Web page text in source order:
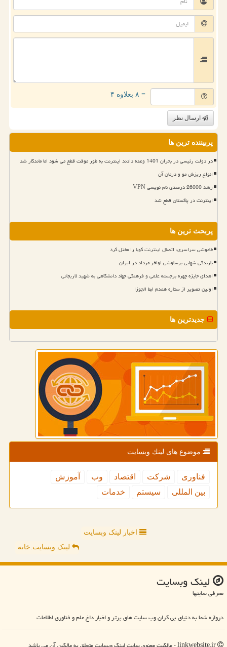
= ۸ بعلاوه ۴
ارسال نظر
پربیننده ترین ها
در دولت رئیسی در بحران 1401 وعده دادند اینترنت به طور موقت قطع می شود اما ماندگار شد
انواع ریزش مو و درمان آن
رشد 26000 درصدی نام نویسی VPN
اینترنت در پاکستان قطع شد
پربحث ترین ها
خاموشی سراسری، اتصال اینترنت کوبا را مختل کرد
بارندگی شهابی برساوشی اواخر مرداد در ایران
اهدای جایزه چهره برجسته علمی و فرهنگی جهاد دانشگاهی به شهید لاریجانی
اولین تصویر از ستاره همدم ابط الجوزا
جدیدترین ها
موضوع های لینك وبسایت
فناوری شركت اقتصاد وب
آموزش
بین المللی
سیستم خدمات
اخبار لینک وبسایت
لینک وبسایت:خانه
لینك وبسایت
معرفی سایتها
دروازه شما به دنیای بی کران وب سایت های برتر و اخبار داغ علم و فناوری اطلاعات